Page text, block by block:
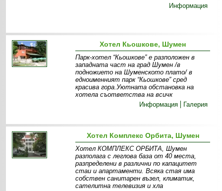
Информация
Хотел Кьошкове, Шумен
Парк-хотел “Кьошкове” е разположен в
западната част на град Шумен /в
подножието на Шуменското плато/ в
едноименният парк “Кьошкове” сред
красива гора.Уютната обстановка на
хотела съответства на всичк
Информация
Галерия
Хотел Комплекс Орбита, Шумен
Хотел КОМПЛЕКС ОРБИТА, Шумен
разполага с леглова база от 40 места,
разпределени в различни по капацитет
стаи и апартаменти. Всяка стая има
собствен санитарен възел, климатик,
сателитна телевизия и хла